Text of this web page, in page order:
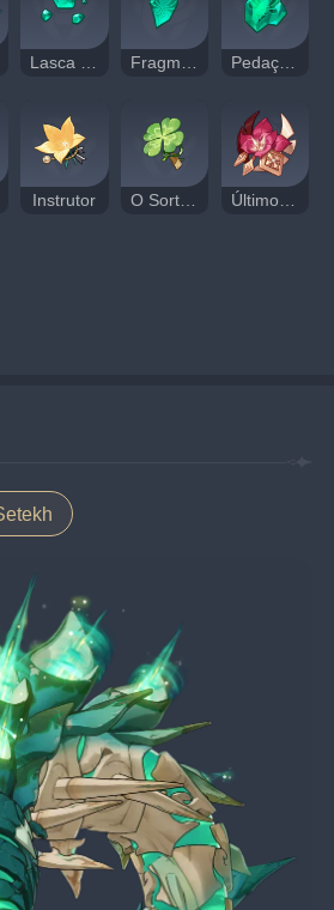
Lasca de Turquesa Vayuda Fragmento de Turquesa Vayuda Pedaço de Turquesa Vayuda
Instrutor O Sortudo